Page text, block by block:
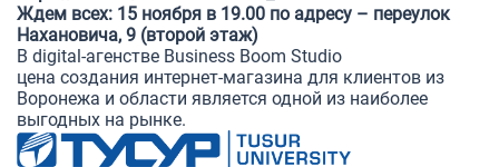
Ждем всех: 15 ноября в 19.00 по адресу – переулок
Нахановича, 9 (второй этаж)
В digital-агенстве Business Boom Studio
цена создания интернет-магазина для клиентов из
Воронежа и области является одной из наиболее
выгодных на рынке.